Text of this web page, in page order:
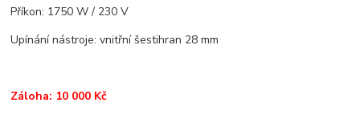
Příkon: 1750 W / 230 V
Upínání nástroje: vnitřní šestihran 28 mm
Záloha: 10 000 Kč